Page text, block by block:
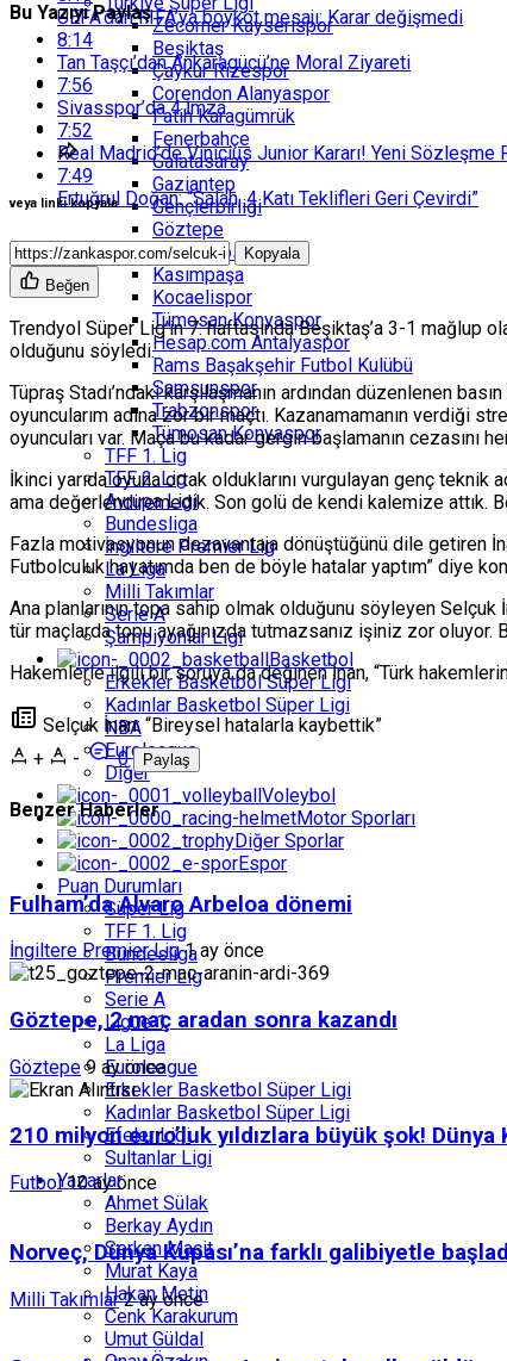
Zecorner Kayserispor
Beşiktaş
Çaykur Rizespor
Corendon Alanyaspor
Fatih Karagümrük
Fenerbahçe
Galatasaray
Gaziantep
Gençlerbirliği
Göztepe
İkas Eyüpspor
Kasımpaşa
Kocaelispor
Tümosan Konyaspor
Hesap.com Antalyaspor
Rams Başakşehir Futbol Kulübü
Samsunspor
Trabzonspor
Tümosan Konyaspor
TFF 1. Lig
TFF 2. Lig
Avrupa Ligi
Bundesliga
İngiltere Premier Lig
La Liga
Milli Takımlar
Serie A
Şampiyonlar Ligi
Basketbol
Erkekler Basketbol Süper Ligi
Kadınlar Basketbol Süper Ligi
NBA
Euroleague
Diğer
Voleybol
Motor Sporları
Diğer Sporlar
Espor
Puan Durumları
Süper Lig
TFF 1. Lig
Bundesliga
Premier Lig
Serie A
Ligue 1
La Liga
Euroleague
Erkekler Basketbol Süper Ligi
Kadınlar Basketbol Süper Ligi
Efeler Ligi
Sultanlar Ligi
Yazarlar
Ahmet Sülak
Berkay Aydın
Serkan Macit
Murat Kaya
Hakan Metin
Cenk Karakurum
Umut Güldal
UEFA’dan FIFA’ya boykot mesajı: Karar değişmedi
8:14
Tan Taşçı’dan Ankaragücü’ne Moral Ziyareti
7:56
Sivasspor’da 4 İmza
7:52
Real Madrid’de Vinicius Junior Kararı! Yeni Sözleşme
7:49
Ertuğrul Doğan: “Salah, 4 Katı Teklifleri Geri Çevirdi”
Bu Yazıyı Paylaş
veya linki kopyala
Kopyala
Beğen
Trendyol Süper Lig’in 7. haftasında Beşiktaş’a 3-1 mağlup
olduğunu söyledi.
Tüpraş Stadı’ndaki karşılaşmanın ardından düzenlenen
oyuncularım adına zor bir maçtı. Kazanamamanın verdiği
oyuncuları var. Maça bu kadar gergin başlamanın
İkinci yarıda oyuna ortak olduklarını vurgulayan genç
ama değerlendiremedik. Son golü de kendi kalemize attık.
Fazla motivasyonun dezavantaja dönüştüğünü dile getiren
Futbolculuk hayatımda ben de böyle hatalar yaptım” diye
Ana planlarının topa sahip olmak olduğunu söyleyen Selçuk
tür maçlarda topu ayağınızda tutmazsanız işiniz zor oluyor.
Hakemlerle ilgili bir soruya da değinen İnan, “Türk
Selçuk İnan: “Bireysel hatalarla kaybettik”
+
- 0 Paylaş
Benzer Haberler
Fulham’da Alvaro Arbeloa dönemi
İngiltere Premier Lig 1 ay önce
Göztepe, 2 maç aradan sonra kazandı
Göztepe 9 ay önce
210 milyon euro’luk yıldızlara büyük şok!
Futbol 10 ay önce
Norveç, Dünya Kupası’na farklı galibiyetle
Milli Takımlar 2 ay önce